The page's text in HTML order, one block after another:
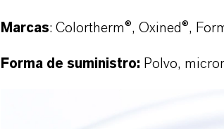
Marcas: Colortherm®, Oxined®,
Forma de suministro: Polvo,